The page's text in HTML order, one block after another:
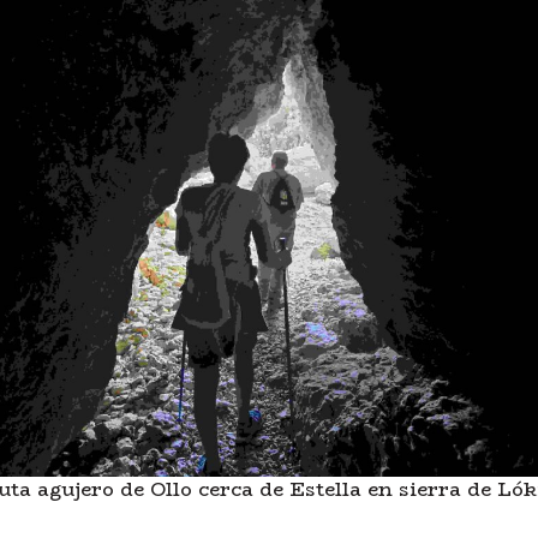
agujero de Ollo cerca de Estella en sierra de